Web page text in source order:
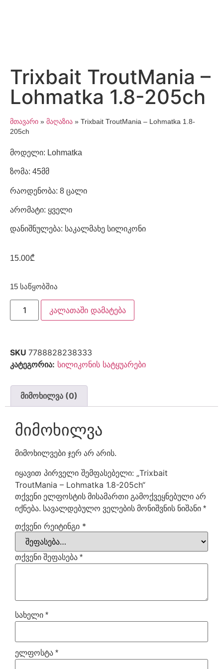
Trixbait TroutMania –
Lohmatka 1.8-205ch
მთავარი » მაღაზია » Trixbait TroutMania – Lohmatka 1.8-
205ch
მოდელი: Lohmatka
ზომა: 45მმ
რაოდენობა: 8 ცალი
არომატი: ყველი
დანიშნულება: საკალმახე სილიკონი
15.00₾
15 საწყობშია
კალათაში დამატება
SKU 7788828238333
კატეგორია: სილიკონის სატყუარები
მიმოხილვა (0)
მიმოხილვა
მიმოხილვები ჯერ არ არის.
იყავით პირველი შემფასებელი: „Trixbait
TroutMania – Lohmatka 1.8-205ch“
თქვენი ელფოსტის მისამართი გამოქვეყნებული არ
იქნება. სავალდებულო ველების მონიშვნის ნიშანი *
თქვენი რეიტინგი *
თქვენი შეფასება *
სახელი *
ელფოსტა *